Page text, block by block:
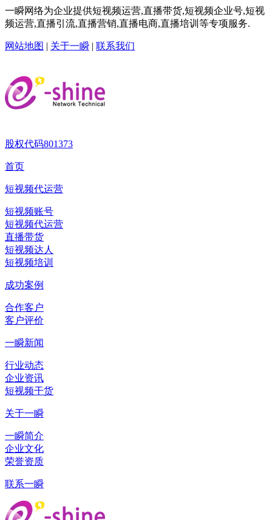
一瞬网络为企业提供短视频运营,直播带货,短视频企业号,短视
频运营,直播引流,直播营销,直播电商,直播培训等专项服务.
网站地图 | 关于一瞬 | 联系我们
股权代码801373
首页
短视频代运营
短视频账号
短视频代运营
直播带货
短视频达人
短视频培训
成功案例
合作客户
客户评价
一瞬新闻
行业动态
企业资讯
短视频干货
关于一瞬
一瞬简介
企业文化
荣誉资质
联系一瞬